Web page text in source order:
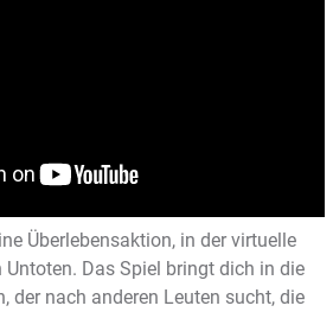
Überlebensaktion, in der virtuelle
Untoten. Das Spiel bringt dich in die
der nach anderen Leuten sucht, die